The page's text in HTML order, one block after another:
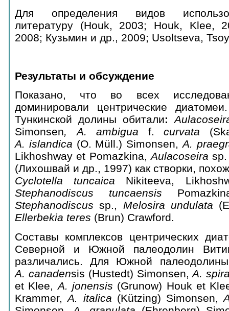
Для определения видов
литературу (Houk, 2003; Houk, Klee,
2008; Кузьмин и др., 2009; Usoltseva,
Результаты и обсуждение
Показано, что во всех
доминировали центрические
Тункинской долины обитали:
Simonsen, A. ambigua f. curvata
A. islandica (O. Müll.) Simonsen,A.
Likhoshway et Pomazkina,Aulacoseira
(Лихошвай и др., 1997) как створки,
Cyclotella
tuncaica Nikiteeva,
Stephanodiscus
tuncaensis
Stephanodiscus sp., Melosira undulata
Ellerbekia teres (Brun) Crawford.
Составы комплексов центрических
Северной и Южной палеодолин
различались. Для Южной
A. сanadensis (Hustedt) Simonsen,A.
et Klee,A. jonensis (Grunow) Houk et
Krammer,A. italicа (Kützing) Simonsen,